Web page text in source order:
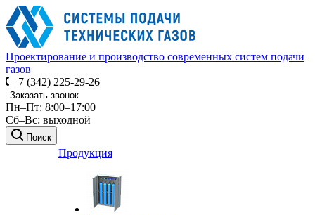
Проектирование и производство современных систем подачи
газов
+7 (342) 225-29-26
Заказать звонок
Пн–Пт: 8:00–17:00
Сб–Вс: выходной
Поиск
Продукция